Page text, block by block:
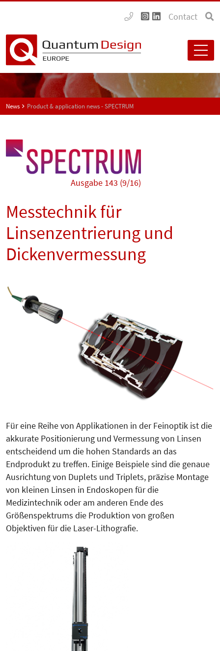
Contact
News Product & application news - SPECTRUM
Ausgabe 143 (9/16)
Messtechnik für
Linsenzentrierung und
Dickenvermessung
Für eine Reihe von Applikationen in der Feinoptik ist die
akkurate Po­sitionierung und Ver­mes­sung von Linsen
entscheidend um die hohen Standards an das
Endprodukt zu treffen. Einige Beispiele sind die genaue
Ausrich­tung von Duplets und Triplets, präzise Montage
von kleinen Linsen in Endoskopen für die
Medizintechnik oder am anderen Ende des
Größenspektrums die Produktion von großen
Objektiven für die Laser-Lithografie.